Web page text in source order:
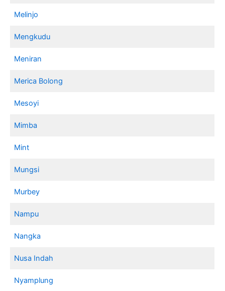
Melinjo
Mengkudu
Meniran
Merica Bolong
Mesoyi
Mimba
Mint
Mungsi
Murbey
Nampu
Nangka
Nusa Indah
Nyamplung